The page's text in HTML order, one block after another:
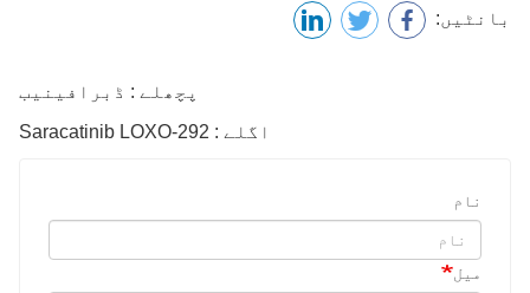
بانٹیں:
پچھلے : ڈبرافینیب
اگلے : Saracatinib LOXO-292
نام
میل